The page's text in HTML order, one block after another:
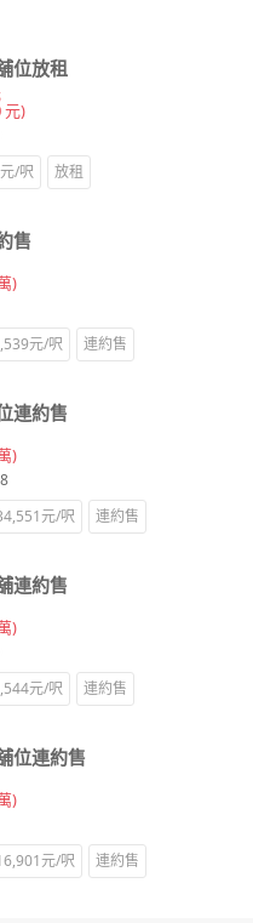
位放租
元)
/呎 放租
售
)
元/呎 連約售
連約售
)
元/呎 連約售
連約售
)
元/呎 連約售
位連約售
)
元/呎 連約售